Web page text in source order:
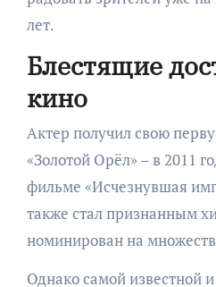
лет.
Блестящие
кино
Актер получил свою
«Золотой Орёл» – в 2011
фильме «Исчезнувшая
также стал признанным
номинирован на
Однако самой известной